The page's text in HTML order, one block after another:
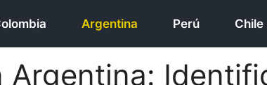
Argentina Perú Chile
Argentina: